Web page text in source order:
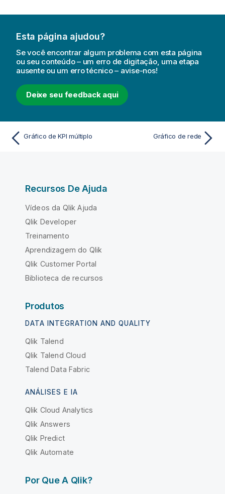
Esta página ajudou?
Se você encontrar algum problema com esta página
ou seu conteúdo – um erro de digitação, uma etapa
ausente ou um erro técnico – avise-nos!
Deixe seu feedback aqui
Gráfico de KPI múltiplo Gráfico de rede
Recursos De Ajuda
Vídeos da Qlik Ajuda
Qlik Developer
Treinamento
Aprendizagem do Qlik
Qlik Customer Portal
Biblioteca de recursos
Produtos
DATA INTEGRATION AND QUALITY
Qlik Talend
Qlik Talend Cloud
Talend Data Fabric
ANÁLISES E IA
Qlik Cloud Analytics
Qlik Answers
Qlik Predict
Qlik Automate
Por Que A Qlik?